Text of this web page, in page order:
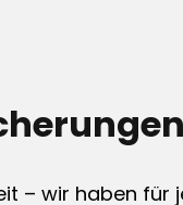
– wir haben für